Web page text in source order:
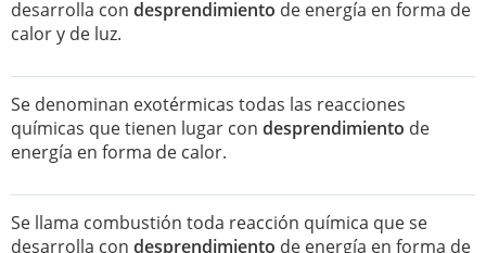
desarrolla con desprendimiento de energía en forma de
calor y de luz.
Se denominan exotérmicas todas las reacciones
químicas que tienen lugar con desprendimiento de
energía en forma de calor.
Se llama combustión toda reacción química que se
desarrolla con desprendimiento de energía en forma de